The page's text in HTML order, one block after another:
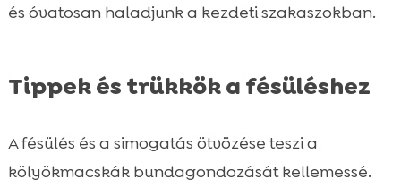
és óvatosan haladjunk a kezdeti szakaszokban.
Tippek és trükkök a fésüléshez
A fésülés és a simogatás ötvözése teszi a
kölyökmacskák bundagondozását kellemessé.